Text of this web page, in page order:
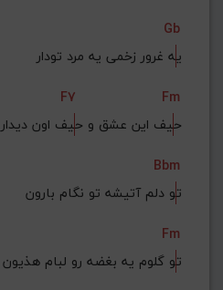
Gb
یه غرور زخمی یه مرد تودار
F7
Fm
حیف این عشق و حیف اون دیدار
Bbm
تو دلم آتیشه تو نگام بارون
Fm
تو گلوم یه بغضه رو لبام هذیون